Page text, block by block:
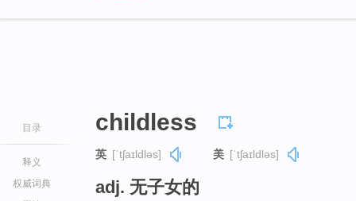
目录
释义
权威词典
childless
英 [ˈtʃaɪldləs] 美 [ˈtʃaɪldləs]
adj. 无子女的